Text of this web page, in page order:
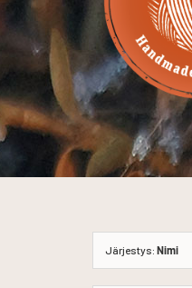
Järjestys: Nimi